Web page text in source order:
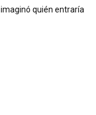
quién entraría